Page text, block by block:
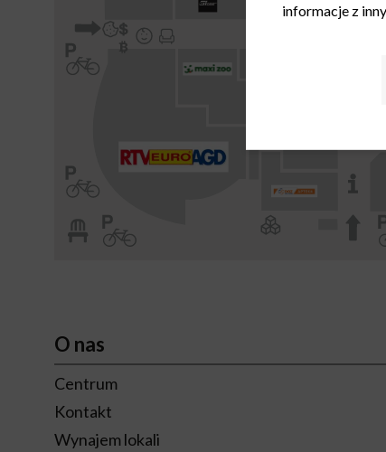
O nas
Centrum
Kontakt
Wynajem lokali
informacje z